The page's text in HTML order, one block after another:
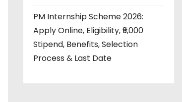
PM Internship Scheme 2026:
Apply Online, Eligibility, ₹9,000
Stipend, Benefits, Selection
Process & Last Date